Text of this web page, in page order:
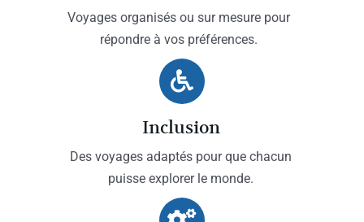
Voyages organisés ou sur mesure pour
répondre à vos préférences.
Inclusion
Des voyages adaptés pour que chacun
puisse explorer le monde.